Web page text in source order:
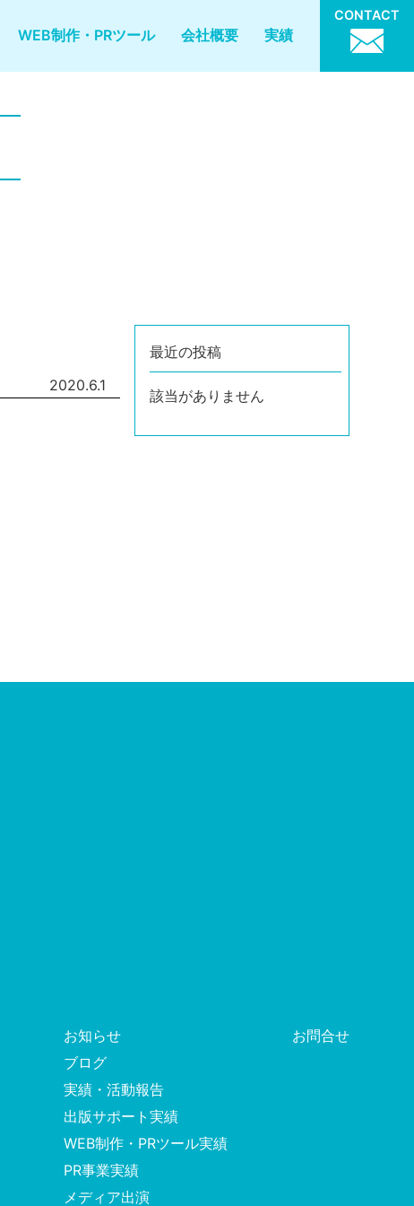
WEB制作・PRツール 会社概要 実績
CONTACT
2020.6.1
最近の投稿
該当がありません
お知らせ
ブログ
実績・活動報告
出版サポート実績
WEB制作・PRツール実績
PR事業実績
メディア出演
お問合せ